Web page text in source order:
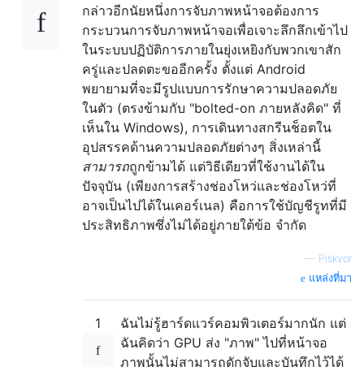
กล่าวอีกนัยหนึ่งการจับภาพหน้าจอต้องการ
กระบวนการจับภาพหน้าจอเพื่อเจาะลึกลึกเข้าไป
ในระบบปฏิบัติการภายในยุ่งเหยิงกับพวกเขาสัก
ครู่และปลดตะขออีกครั้ง ตั้งแต่ Android
พยายามที่จะมีรูปแบบการรักษาความปลอดภัย
ในตัว (ตรงข้ามกับ "bolted-on ภายหลังคิด" ที่
เห็นใน Windows), การเดินทางสกรีนช็อตใน
อุปสรรคด้านความปลอดภัยต่างๆ สิ่งเหล่านี้
สามารถถูกข้ามได้ แต่วิธีเดียวที่ใช้งานได้ใน
ปัจจุบัน (เพียงการสร้างช่องโหว่และช่องโหว่ที่
อาจเป็นไปได้ในเคอร์เนล) คือการใช้บัญชีรูทที่มี
ประสิทธิภาพซึ่งไม่ได้อยู่ภายใต้ข้อ จำกัด
— Piskvor
แหล่งที่มา
1
ฉันไม่รู้ฮาร์ดแวร์คอมพิวเตอร์มากนัก แต่
ฉันคิดว่า GPU ส่ง "ภาพ" ไปที่หน้าจอ
ภาพนั้นไม่สามารถดักจับและบันทึกไว้ได้